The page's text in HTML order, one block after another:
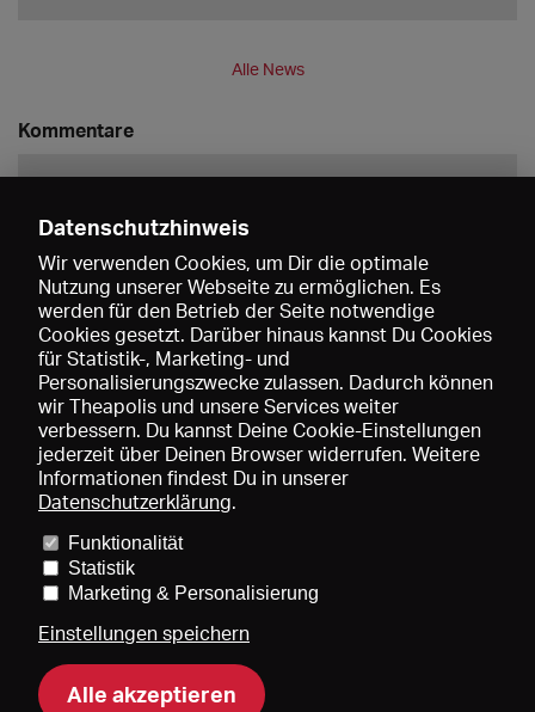
Alle News
Kommentare
Speichern
Preise und Mitgliedschaften
Mediadaten
Über uns Impressum
Datenschutzhinweis
Wir verwenden Cookies, um Dir die optimale
Nutzung unserer Webseite zu ermöglichen. Es
werden für den Betrieb der Seite notwendige
Cookies gesetzt. Darüber hinaus kannst Du Cookies
für Statistik-, Marketing- und
Personalisierungszwecke zulassen. Dadurch können
wir Theapolis und unsere Services weiter
verbessern. Du kannst Deine Cookie-Einstellungen
jederzeit über Deinen Browser widerrufen. Weitere
Informationen findest Du in unserer
Datenschutzerklärung.
Funktionalität
Statistik
Marketing & Personalisierung
Einstellungen speichern
Alle akzeptieren